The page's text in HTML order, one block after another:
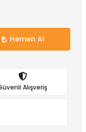
Hemen Al
Alışveriş